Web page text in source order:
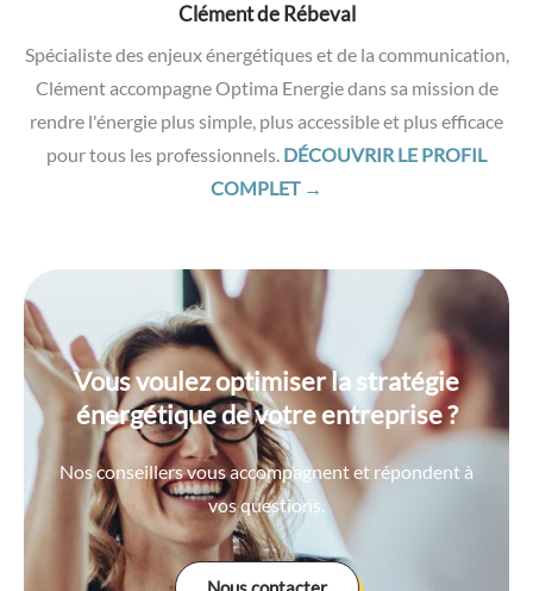
Clément de Rébeval
Spécialiste des enjeux énergétiques et de la communication,
Clément accompagne Optima Energie dans sa mission de
rendre l'énergie plus simple, plus accessible et plus efficace
pour tous les professionnels. DÉCOUVRIR LE PROFIL
COMPLET →
Vous voulez optimiser la stratégie
énergétique de votre entreprise ?
Nos conseillers vous accompagnent et répondent à
vos questions.